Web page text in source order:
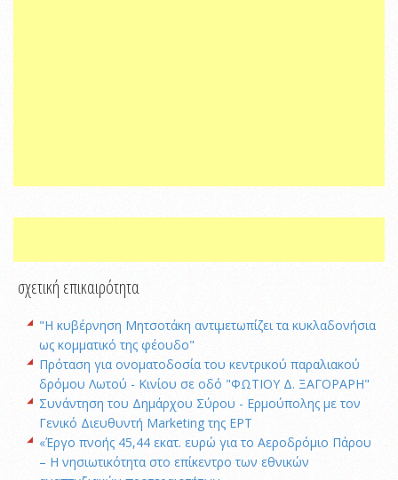
σχετική επικαιρότητα
"Η κυβέρνηση Μητσοτάκη αντιμετωπίζει τα κυκλαδονήσια
ως κομματικό της φέουδο"
Πρόταση για ονοματοδοσία του κεντρικού παραλιακού
δρόμου Λωτού - Κινίου σε οδό "ΦΩΤΙΟΥ Δ. ΞΑΓΟΡΑΡΗ"
Συνάντηση του Δημάρχου Σύρου - Ερμούπολης με τον
Γενικό Διευθυντή Marketing της ΕΡΤ
«Έργο πνοής 45,44 εκατ. ευρώ για το Αεροδρόμιο Πάρου
– Η νησιωτικότητα στο επίκεντρο των εθνικών